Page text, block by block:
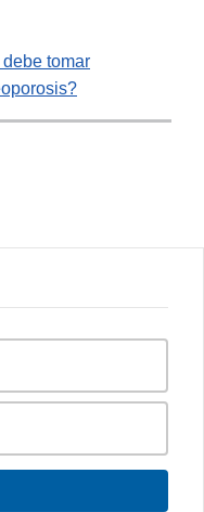
tomar